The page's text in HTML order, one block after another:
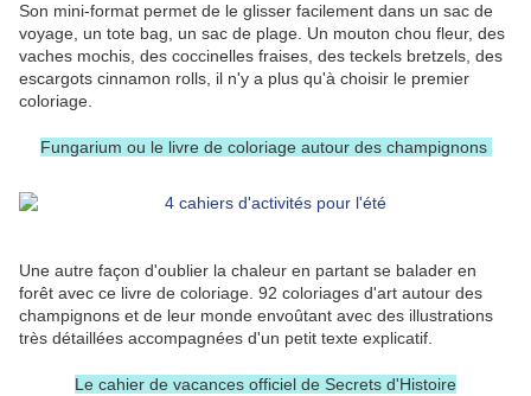
Son mini-format permet de le glisser facilement dans un sac de
voyage, un tote bag, un sac de plage. Un mouton chou fleur, des
vaches mochis, des coccinelles fraises, des teckels bretzels, des
escargots cinnamon rolls, il n'y a plus qu'à choisir le premier
coloriage.
Fungarium ou le livre de coloriage autour des champignons
Une autre façon d'oublier la chaleur en partant se balader en
forêt avec ce livre de coloriage. 92 coloriages d'art autour des
champignons et de leur monde envoûtant avec des illustrations
très détaillées accompagnées d'un petit texte explicatif.
Le cahier de vacances officiel de Secrets d'Histoire